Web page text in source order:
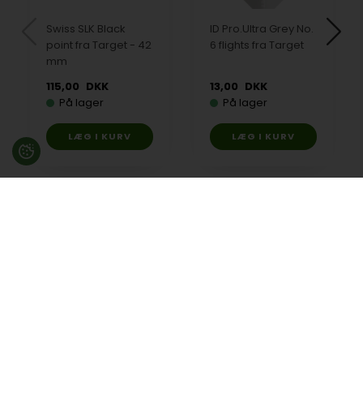
Swiss SLK Black
point fra Target - 42
mm
115,00 DKK
På lager
ID Pro.Ultra Grey No.
6 flights fra Target
13,00 DKK
På lager